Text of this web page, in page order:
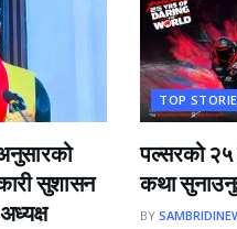
सुशासन
TOP
पल्सरको २५
कथा
BY